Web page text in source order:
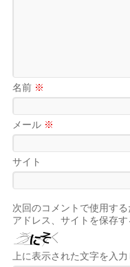
名前 ※
メール ※
サイト
次回のコメントで使用す
アドレス、サイトを保存す
上に表示された文字を入力